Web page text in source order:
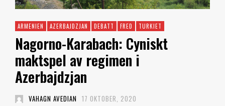
ARMENIEN AZERBAJDZJAN DEBATT FRED TURKIET
Nagorno-Karabach: Cyniskt
maktspel av regimen i
Azerbajdzjan
VAHAGN AVEDIAN 17 OKTOBER, 2020